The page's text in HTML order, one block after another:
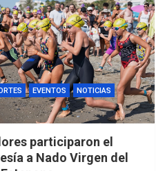
EVENTOS
NOTICIAS
participaron el
a Nado Virgen del